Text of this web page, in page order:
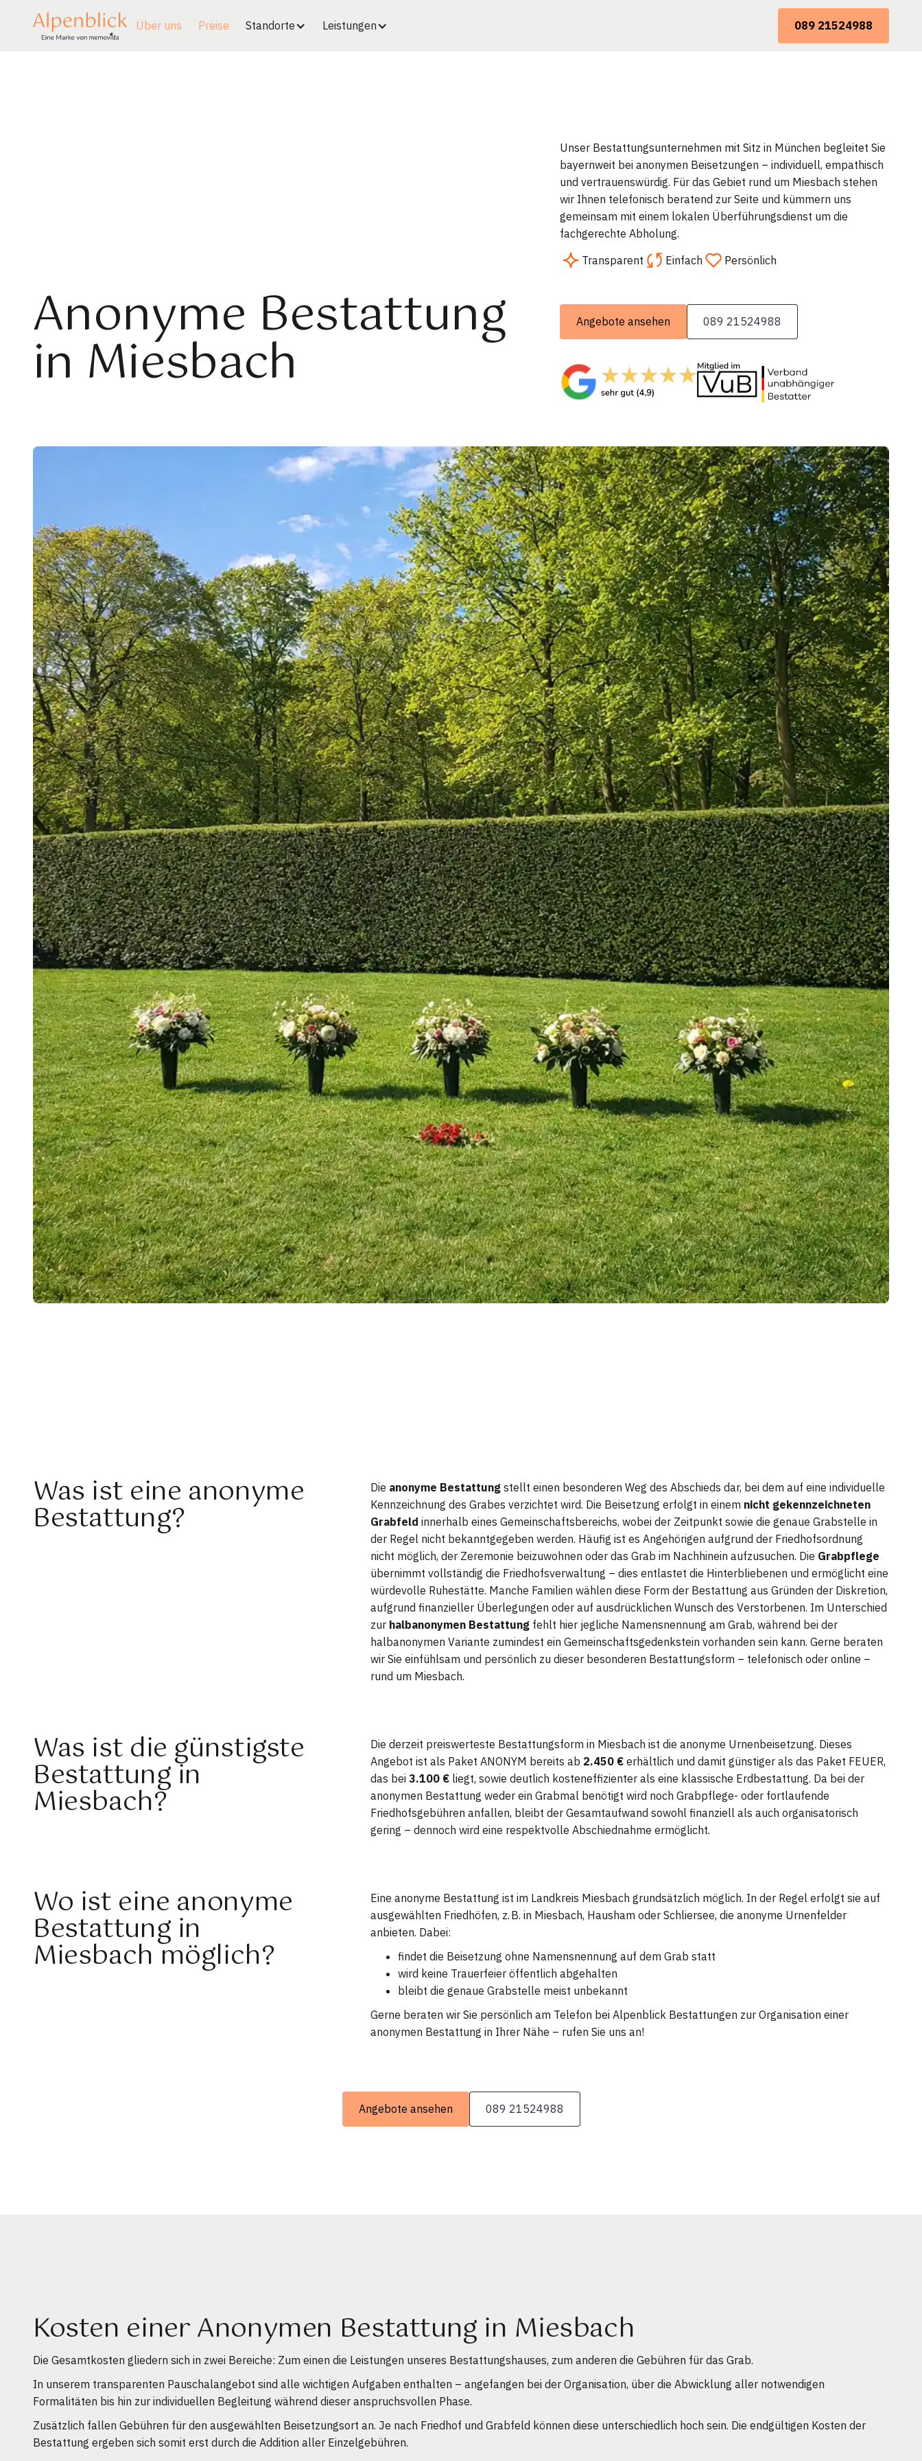
Über uns Preise Standorte Leistungen 089 21524988
Anonyme Bestattung
in Miesbach
Unser Bestattungsunternehmen mit Sitz in München begleitet Sie
bayernweit bei anonymen Beisetzungen – individuell, empathisch
und vertrauenswürdig. Für das Gebiet rund um Miesbach stehen
wir Ihnen telefonisch beratend zur Seite und kümmern uns
gemeinsam mit einem lokalen Überführungsdienst um die
fachgerechte Abholung.
Transparent
Einfach Persönlich
Angebote ansehen 089 21524988
Was ist eine anonyme
Bestattung?
Die anonyme Bestattung stellt einen besonderen Weg des Abschieds dar, bei dem auf eine individuelle
Kennzeichnung des Grabes verzichtet wird. Die Beisetzung erfolgt in einem nicht gekennzeichneten
Grabfeld innerhalb eines Gemeinschaftsbereichs, wobei der Zeitpunkt sowie die genaue Grabstelle in
der Regel nicht bekanntgegeben werden. Häufig ist es Angehörigen aufgrund der Friedhofsordnung
nicht möglich, der Zeremonie beizuwohnen oder das Grab im Nachhinein aufzusuchen. Die Grabpflege
übernimmt vollständig die Friedhofsverwaltung – dies entlastet die Hinterbliebenen und ermöglicht eine
würdevolle Ruhestätte. Manche Familien wählen diese Form der Bestattung aus Gründen der Diskretion,
aufgrund finanzieller Überlegungen oder auf ausdrücklichen Wunsch des Verstorbenen. Im Unterschied
zur halbanonymen Bestattung fehlt hier jegliche Namensnennung am Grab, während bei der
halbanonymen Variante zumindest ein Gemeinschaftsgedenkstein vorhanden sein kann. Gerne beraten
wir Sie einfühlsam und persönlich zu dieser besonderen Bestattungsform – telefonisch oder online –
rund um Miesbach.
Was ist die günstigste
Bestattung in
Miesbach?
Die derzeit preiswerteste Bestattungsform in Miesbach ist die anonyme Urnenbeisetzung. Dieses
Angebot ist als Paket ANONYM bereits ab 2.450 € erhältlich und damit günstiger als das Paket FEUER,
das bei 3.100 € liegt, sowie deutlich kosteneffizienter als eine klassische Erdbestattung. Da bei der
anonymen Bestattung weder ein Grabmal benötigt wird noch Grabpflege- oder fortlaufende
Friedhofsgebühren anfallen, bleibt der Gesamtaufwand sowohl finanziell als auch organisatorisch
gering – dennoch wird eine respektvolle Abschiednahme ermöglicht.
Wo ist eine anonyme
Bestattung in
Miesbach möglich?
Eine anonyme Bestattung ist im Landkreis Miesbach grundsätzlich möglich. In der Regel erfolgt sie auf
ausgewählten Friedhöfen, z. B. in Miesbach, Hausham oder Schliersee, die anonyme Urnenfelder
anbieten. Dabei:
findet die Beisetzung ohne Namensnennung auf dem Grab statt
wird keine Trauerfeier öffentlich abgehalten
bleibt die genaue Grabstelle meist unbekannt
Gerne beraten wir Sie persönlich am Telefon bei Alpenblick Bestattungen zur Organisation einer
anonymen Bestattung in Ihrer Nähe – rufen Sie uns an!
Angebote ansehen 089 21524988
Kosten einer Anonymen Bestattung in Miesbach
Die Gesamtkosten gliedern sich in zwei Bereiche: Zum einen die Leistungen unseres Bestattungshauses, zum anderen die Gebühren für das Grab.
In unserem transparenten Pauschalangebot sind alle wichtigen Aufgaben enthalten – angefangen bei der Organisation, über die Abwicklung aller notwendigen
Formalitäten bis hin zur individuellen Begleitung während dieser anspruchsvollen Phase.
Zusätzlich fallen Gebühren für den ausgewählten Beisetzungsort an. Je nach Friedhof und Grabfeld können diese unterschiedlich hoch sein. Die endgültigen Kosten der
Bestattung ergeben sich somit erst durch die Addition aller Einzelgebühren.